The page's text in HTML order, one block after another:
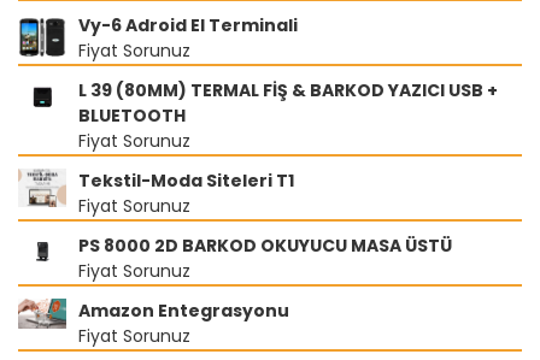
Vy-6 Adroid El Terminali
Fiyat Sorunuz
L 39 (80MM) TERMAL FİŞ & BARKOD YAZICI USB +
BLUETOOTH
Fiyat Sorunuz
Tekstil-Moda Siteleri T1
Fiyat Sorunuz
PS 8000 2D BARKOD OKUYUCU MASA ÜSTÜ
Fiyat Sorunuz
Amazon Entegrasyonu
Fiyat Sorunuz